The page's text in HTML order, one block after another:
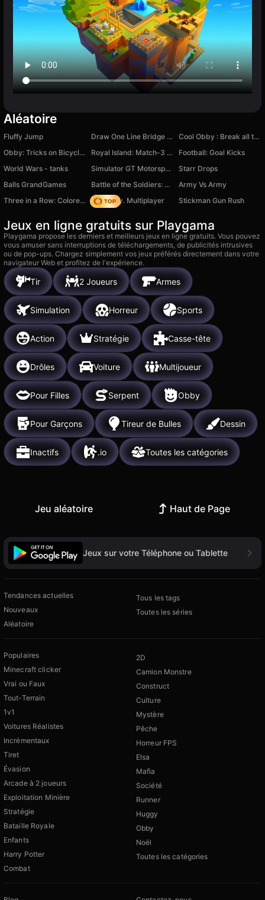
Aléatoire
Fluffy Jump Draw One Line Bridge Puzzle
Cool Obby : Break all the walls
Obby: Tricks on Bicycle for Brainrots!
Royal Island: Match-3 Treasures
Football: Goal Kicks
World Wars - tanks
Simulator GT Motorsport
Starr Drops
Balls GrandGames
Battle of the Soldiers: Red vs Blue
Army Vs Army
Three in a Row: Colored Blocks
Dark City. Multiplayer Stickman Gun Rush
Jeux en ligne gratuits sur Playgama
Playgama propose les derniers et meilleurs jeux en ligne gratuits. Vous pouvez
vous amuser sans interruptions de téléchargements, de publicités intrusives
ou de pop-ups. Chargez simplement vos jeux préférés directement dans votre
navigateur Web et profitez de l'expérience.
Tir 2 Joueurs Armes
Simulation Horreur Sports
Action Stratégie Casse-tête
Drôles Voiture Multijoueur
Pour Filles Serpent Obby
Pour Garçons Tireur de Bulles Dessin
Inactifs .io Toutes les catégories
Jeu aléatoire Haut de Page
Jeux sur votre Téléphone ou Tablette
Tendances actuelles
Nouveaux
Aléatoire
Tous les tags
Toutes les séries
Populaires
Minecraft clicker
Vrai ou Faux
Tout-Terrain
1v1
Voitures Réalistes
Incrémentaux
Tiret
Évasion
Arcade à 2 joueurs
Exploitation Minière
Stratégie
Bataille Royale
Enfants
Harry Potter
Combat
2D
Camion Monstre
Construct
Culture
Mystère
Pêche
Horreur FPS
Elsa
Mafia
Société
Runner
Huggy
Obby
Noël
Toutes les catégories